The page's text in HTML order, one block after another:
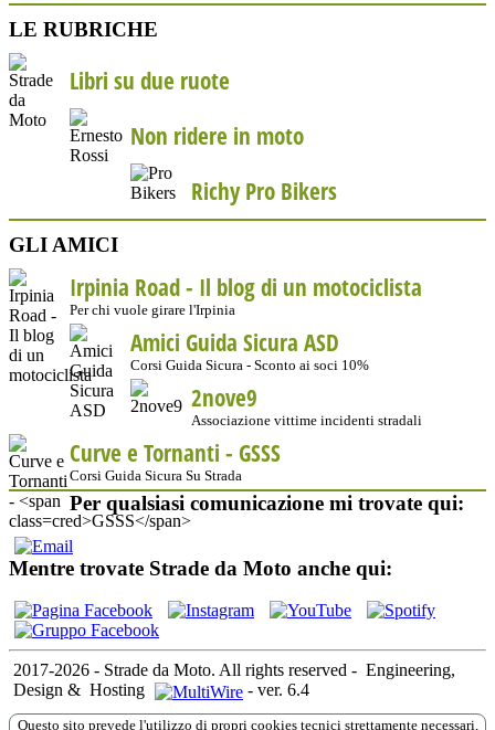
LE RUBRICHE
Libri su due ruote
Non ridere in moto
Richy Pro Bikers
GLI AMICI
Irpinia Road - Il blog di un motociclista
Per chi vuole girare l'Irpinia
Amici Guida Sicura ASD
Corsi Guida Sicura - Sconto ai soci 10%
2nove9
Associazione vittime incidenti stradali
Curve e Tornanti - GSSS
Corsi Guida Sicura Su Strada
Per qualsiasi comunicazione mi trovate qui:
Mentre trovate Strade da Moto anche qui:
2017-2026 - Strade da Moto. All rights reserved - Engineering,
Design & Hosting - ver. 6.4
Questo sito prevede l'utilizzo di propri cookies tecnici strettamente necessari,